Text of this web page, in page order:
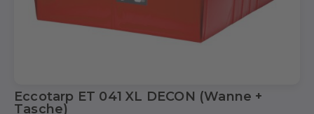
Eccotarp ET 041 XL DECON (Wanne +
Tasche)